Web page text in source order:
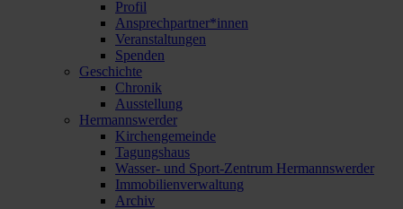
Profil
Ansprechpartner*innen
Veranstaltungen
Spenden
Geschichte
Chronik
Ausstellung
Hermannswerder
Kirchengemeinde
Tagungshaus
Wasser- und Sport-Zentrum Hermannswerder
Immobilienverwaltung
Archiv